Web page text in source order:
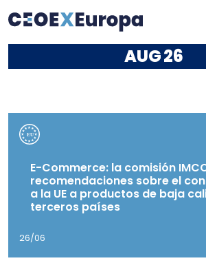
AUG26
E-Commerce: la comisión
recomendaciones sobre el
a la UE a productos de baja
terceros países
26/06